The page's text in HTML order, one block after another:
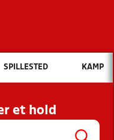
Hvad vil du søge efter?
OG NYHEDER
KLUBBER OG
SPILLESTED KAMP
et hold